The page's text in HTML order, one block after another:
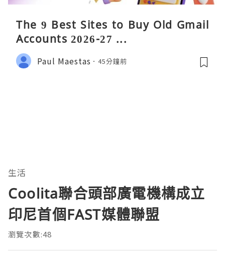
The 9 Best Sites to Buy Old Gmail
Accounts 2026-27 ...
Paul Maestas 45分鐘前
生活
Coolita聯合頭部廣電機構成立
印尼首個FAST媒體聯盟
瀏覽次數:48